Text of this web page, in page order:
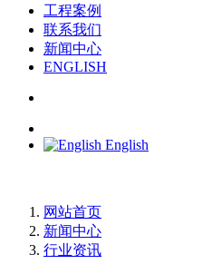
工程案例
联系我们
新闻中心
ENGLISH
English
网站首页
新闻中心
行业资讯